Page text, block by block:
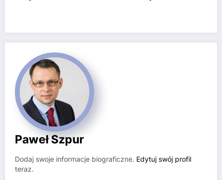
Paweł Szpur
Dodaj swoje informacje biograficzne. Edytuj swój profil
teraz.